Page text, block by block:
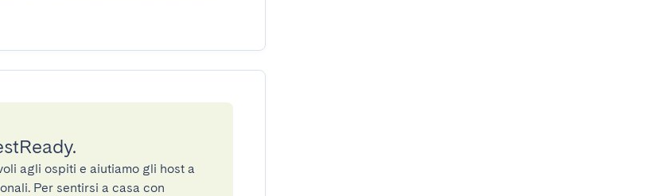
agli ospiti e aiutiamo gli host a
Per sentirsi a casa con